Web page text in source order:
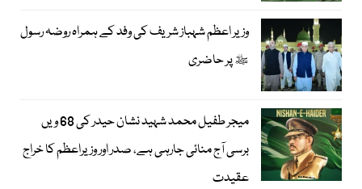
وزیر اعظم شہباز شریف کی وفد کے ہمراہ روضہ رسول
ﷺ پر حاضری
میجر طفیل محمد شہید نشان حیدر کی 68 ویں
برسی آج منائی جارہی ہے، صدر اور وزیراعظم کا خراج
عقیدت